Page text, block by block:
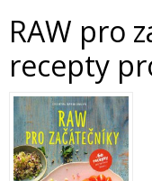
RAW pro
recepty